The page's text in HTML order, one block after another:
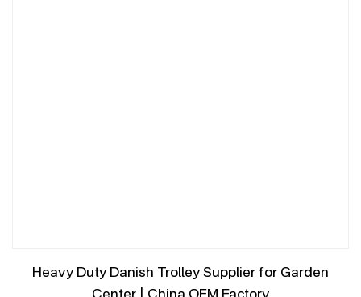
Heavy Duty Danish Trolley Supplier for Garden